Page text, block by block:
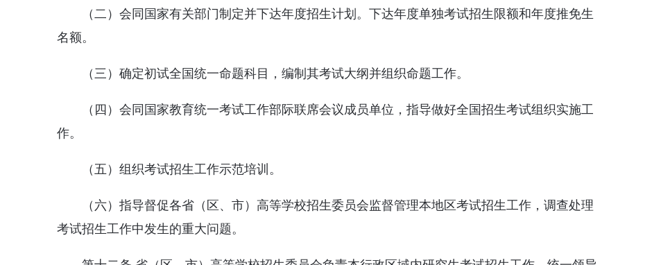
（二）会同国家有关部门制定并下达年度招生计划。下达年度单独考试招生限额和年度推免生
名额。
（三）确定初试全国统一命题科目，编制其考试大纲并组织命题工作。
（四）会同国家教育统一考试工作部际联席会议成员单位，指导做好全国招生考试组织实施工
作。
（五）组织考试招生工作示范培训。
（六）指导督促各省（区、市）高等学校招生委员会监督管理本地区考试招生工作，调查处理
考试招生工作中发生的重大问题。